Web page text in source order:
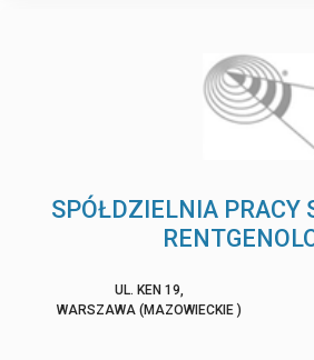
SPÓŁDZIELNIA PRACY
UL. KEN 19,
WARSZAWA (MAZOWIECKIE )